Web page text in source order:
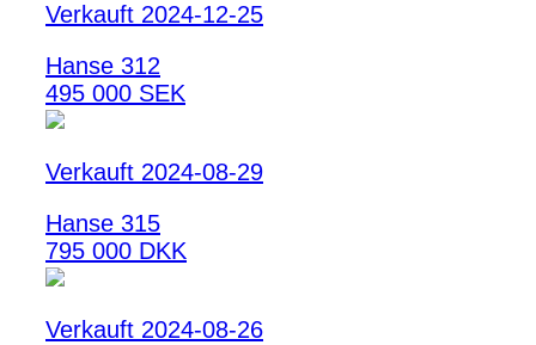
Verkauft 2024-12-25
Hanse 312
495 000 SEK
Verkauft 2024-08-29
Hanse 315
795 000 DKK
Verkauft 2024-08-26